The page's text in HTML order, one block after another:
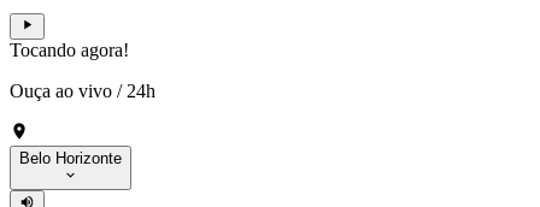
Tocando agora!
Ouça ao vivo / 24h
Belo Horizonte